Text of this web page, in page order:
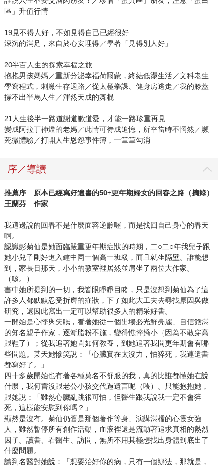
區」升值行情
19見不得人好，不如見得自己已經很好
深沉的滿足，來自於心安理得／學著「見得別人好」
20半百人生的探索幸福之旅
抱抱男孩媽媽／重新分泌幸福荷爾蒙，終結低盪生活／文科老生
學寫程式，刺激生存迴路／從太極拳課、健身房逃走／我的膝蓋
撐不出半馬人生／渾然天成的舞棍
21人生後半一路道謝道歉道愛，才能一路珍重再見
變成阿拉丁神燈的老媽／此情可待成追憶，所幸當時不惘然／瀕
死微體驗／打開人生恩怨事件簿，一筆筆勾消
序／導讀
推薦序 原本已經寫好遺書的50+更年期婦女的回春之路（摘錄）
王蘭芬 作家
我這邊說的回春不是什麼面容逆齡喔，而是找回自己身心的春天
啊。
認識彭菊仙是她面臨嚴重更年期症狀的時期，二○二○年我兒子跟
她小兒子剛好進入建中同一個高一班級，而且就坐隔壁。誰能想
到，家長日那天，小小的教室裡居然並肩坐了兩位大作家。
（咳。）
書中她所提到的一切，我皆眼睜睜目睹，只是沒想到菊仙為了這
許多人都默默忍受折磨的症狀，下了如此大工夫去尋找原因與做
研究，還因此寫出一定可以幫助很多人的精采好書。
一開始是心悸與失眠，看著她從一個出場必光鮮亮麗、自信飽滿
的知名親子作家，逐漸脂粉不施，變得憔悴嬌小（因為不敢穿高
跟鞋了）；從我追著她問如何教養，到她追著我問更年期會有哪
些問題。某天她慘笑說：「心臟實在太沒力，怕猝死，我連遺書
都寫好了。」
四十多歲開始也有著各種莫名不舒服的我，真的比誰都懂她在說
什麼，我何嘗沒跟老公小孩交代過遺言呢（喂）。只能抱抱她，
跟她說：「雖然心臟亂跳很可怕，但醫生跟我說我一定不會猝
死，這樣能安慰到你嗎？」
顯然是沒有。菊仙仍舊是那個著作等身、演講滿檔的心靈女強
人，雖然暫停所有創作活動，血液裡還是流動著追求真相的熱烈
因子。讀書、看醫生、訪問，無所不用其極想找出身體到底出了
什麼問題。
讀到名醫對她說：「想要治好你的病，只有一個辦法，那就是，